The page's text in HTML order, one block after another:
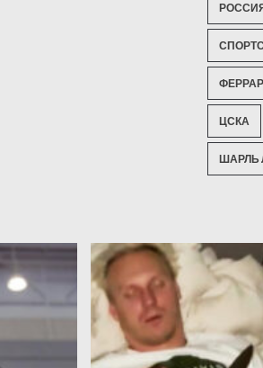
ЦСКА
ШАРЛЬ